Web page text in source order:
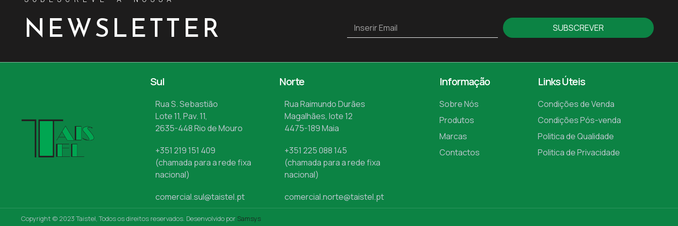
NEWSLETTER SUBSCREVER
Sul
Rua S. Sebastião
Lote 11, Pav. 11,
2635-448 Rio de Mouro
+351 219 151 409
(chamada para a rede fixa
nacional)
comercial.sul@taistel.pt
Norte
Rua Raimundo Durães
Magalhães, lote 12
4475-189 Maia
+351 225 088 145
(chamada para a rede fixa
nacional)
comercial.norte@taistel.pt
Informação
Sobre Nós
Produtos
Marcas
Contactos
Links Úteis
Condições de Venda
Condições Pós-venda
Politica de Qualidade
Politica de Privacidade
Copyright © 2023 Taistel, Todos os direitos reservados. Desenvolvido por Samsys